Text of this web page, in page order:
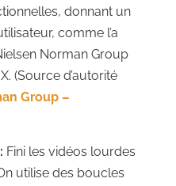
donnant un
comme l’a
Norman Group
(Source d’autorité
Group –
Fini les vidéos lourdes
utilise des boucles